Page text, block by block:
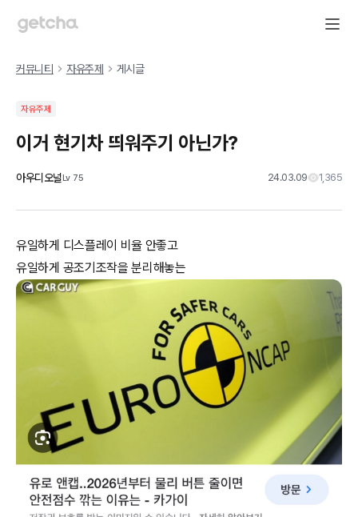
커뮤니티 자유주제 게시글
자유주제
이거 현기차 띄워주기 아닌가?
아우디오널Lv 75 24.03.09 1,365
유일하게 디스플레이 비율 안좋고
유일하게 공조기조작을 분리해놓는